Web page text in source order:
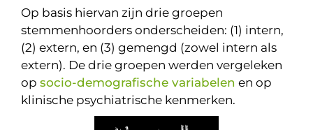
Op basis hiervan zijn drie groepen
stemmenhoorders onderscheiden: (1) intern,
(2) extern, en (3) gemengd (zowel intern als
extern). De drie groepen werden vergeleken
op socio-demografische variabelen en op
klinische psychiatrische kenmerken.